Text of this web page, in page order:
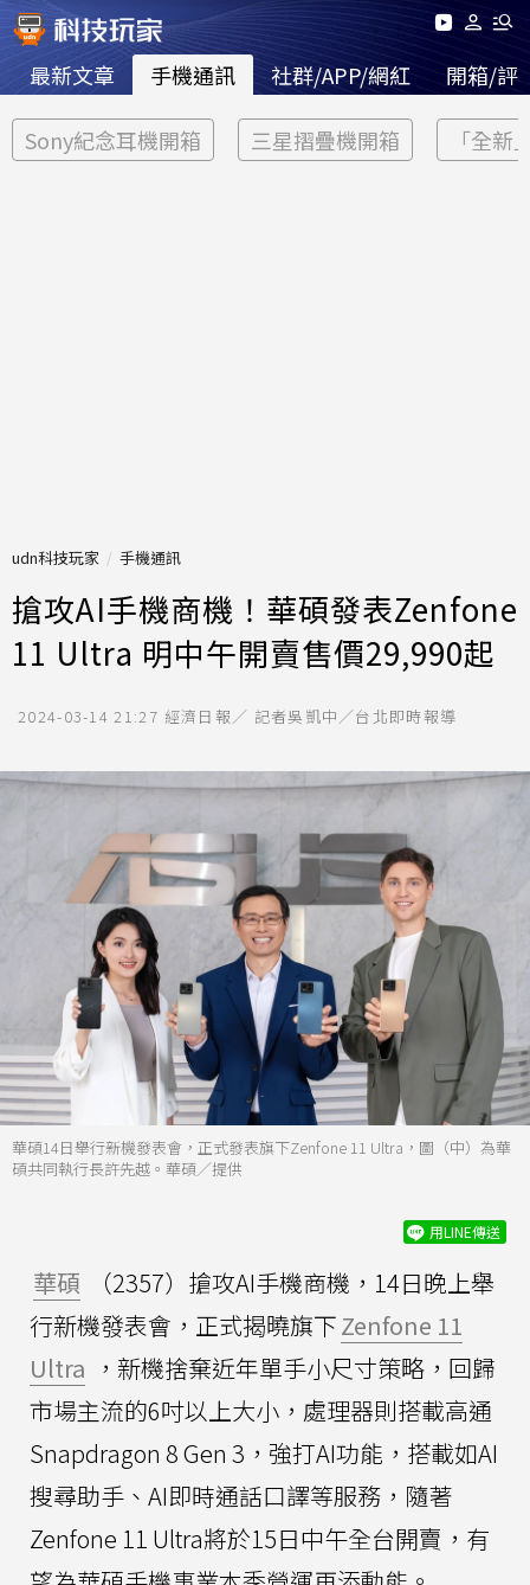
最新文章 手機通訊 社群/APP/網紅 開箱/評
Sony紀念耳機開箱 三星摺疊機開箱 「全新
udn科技玩家 手機通訊
搶攻AI手機商機！華碩發表Zenfone
11 Ultra 明中午開賣售價29,990起
2024-03-14 21:27 經濟日報／ 記者吳凱中／台北即時報導
華碩14日舉行新機發表會，正式發表旗下Zenfone 11 Ultra，圖（中）為華
碩共同執行長許先越。華碩／提供
用LINE傳送
華碩
（2357）搶攻AI手機商機，14日晚上舉
行新機發表會，正式揭曉旗下Zenfone 11
Ultra ，新機捨棄近年單手小尺寸策略，回歸
市場主流的6吋以上大小，處理器則搭載高通
Snapdragon 8 Gen 3，強打AI功能，搭載如AI
搜尋助手、AI即時通話口譯等服務，隨著
Zenfone 11 Ultra將於15日中午全台開賣，有